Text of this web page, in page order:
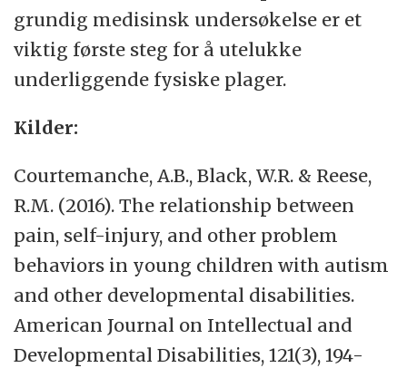
grundig medisinsk undersøkelse er et
viktig første steg for å utelukke
underliggende fysiske plager.
Kilder:
Courtemanche, A.B., Black, W.R. & Reese,
R.M. (2016). The relationship between
pain, self-injury, and other problem
behaviors in young children with autism
and other developmental disabilities.
American Journal on Intellectual and
Developmental Disabilities, 121(3), 194-